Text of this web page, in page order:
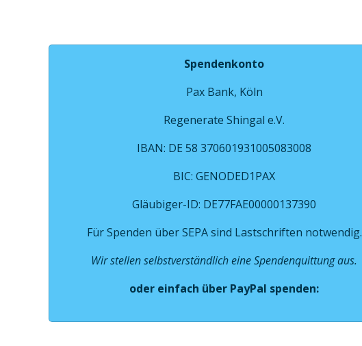
Spendenkonto
Pax Bank, Köln
Regenerate Shingal e.V.
IBAN: DE 58 370601931005083008
BIC: GENODED1PAX
Gläubiger-ID: DE77FAE00000137390
Für Spenden über SEPA sind Lastschriften notwendig.
Wir stellen selbstverständlich eine Spendenquittung aus.
oder einfach über PayPal spenden: